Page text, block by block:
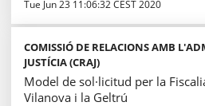
Tue Jun 23 11:06:32 CEST 2020
COMISSIÓ DE RELACIONS AMB
JUSTÍCIA (CRAJ)
Model de sol·licitud per la
Vilanova i la Geltrú